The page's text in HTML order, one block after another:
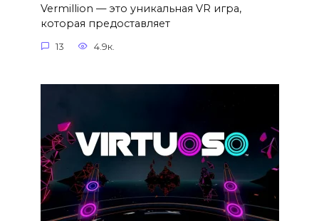
Vermillion — это уникальная VR игра,
которая предоставляет
13 4.9к.